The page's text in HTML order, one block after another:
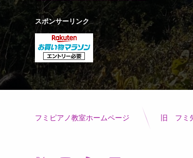
スポンサーリンク
フミピアノ教室ホームページ 旧 フミ